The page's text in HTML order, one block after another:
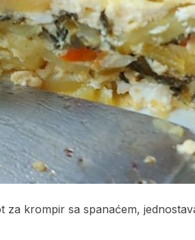
za krompir sa spanaćem,